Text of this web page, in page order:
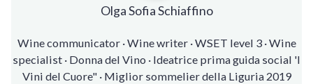
Olga Sofia Schiaffino
Wine communicator · Wine writer · WSET level 3 · Wine
specialist · Donna del Vino · Ideatrice prima guida social 'I
Vini del Cuore" · Miglior sommelier della Liguria 2019